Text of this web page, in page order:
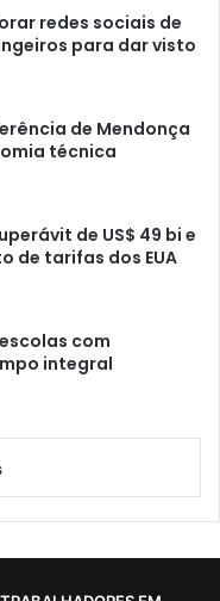
redes sociais de
para dar visto
de Mendonça
técnica
de US$ 49 bi e
de tarifas dos EUA
com
integral